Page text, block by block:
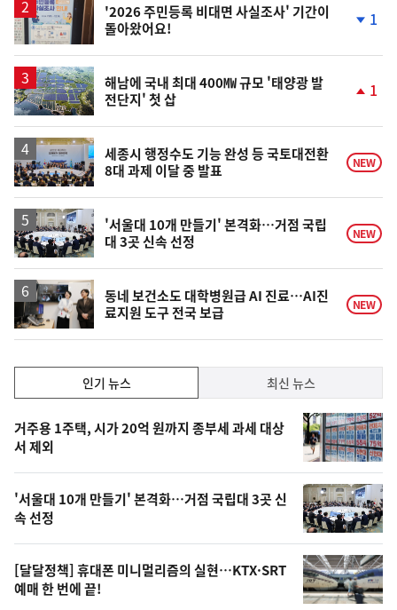
'2026 주민등록 비대면 사실조사' 기간이
돌아왔어요!
1
해남에 국내 최대 400㎿ 규모 '태양광 발
전단지' 첫 삽
승
1
세종시 행정수도 기능 완성 등 국토대전환
8대 과제 이달 중 발표
NEW
'서울대 10개 만들기' 본격화…거점 국립
대 3곳 신속 선정
NEW
동네 보건소도 대학병원급 AI 진료…AI진
료지원 도구 전국 보급
NEW
기,
최
신,
오
늘
의
영
상
인기 뉴스 최신 뉴스
기
뉴
스
거주용 1주택, 시가 20억 원까지 종부세 과세 대상
서 제외
'서울대 10개 만들기' 본격화…거점 국립대 3곳 신
속 선정
[달달정책] 휴대폰 미니멀리즘의 실현…KTX·SRT
예매 한 번에 끝!